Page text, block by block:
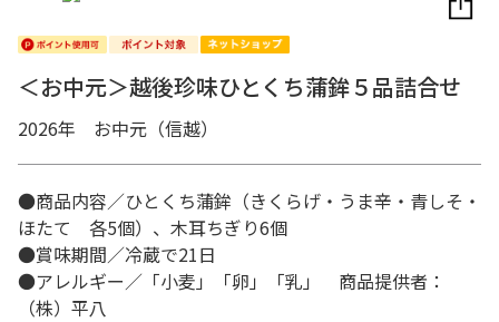
＜お中元＞越後珍味ひとくち蒲鉾５品詰合せ
2026年 お中元（信越）
●商品内容／ひとくち蒲鉾（きくらげ・うま辛・青しそ・
ほたて 各5個）、木耳ちぎり6個
●賞味期間／冷蔵で21日
●アレルギー／「小麦」「卵」「乳」 商品提供者：
（株）平八